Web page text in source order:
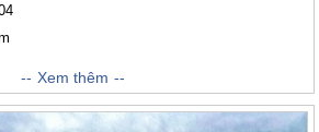
Vietsense Travel đúng dịp lễ 30 Tháng 4 - 1
nhận được nhiều ưu đãi đặc biệt về giá cả
hữu những phần quà hấp dẫn trong dịp này.
Xem thêm